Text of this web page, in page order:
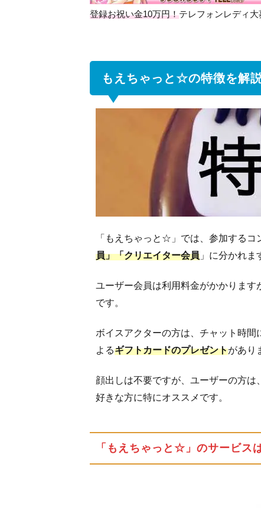
と
☆
徴
を
スは
1.1.1
ごとに
ービス
1.2
スア
クタ
ーに
て
1.2.1
登録お祝い金10万円！テレフォンレディ
もえちゃっと☆の特徴を解
「もえちゃっと☆」では、参加するコ
員」「クリエイター会員 」に分かれま
ユーザー会員は利用料金がかかりま
です。
ボイスアクターの方は、チャット時間
よるギフトカードのプレゼントがあり
顔出しは不要ですが、ユーザーの方
好きな方に特にオススメです。
「もえちゃっと☆」のサービス